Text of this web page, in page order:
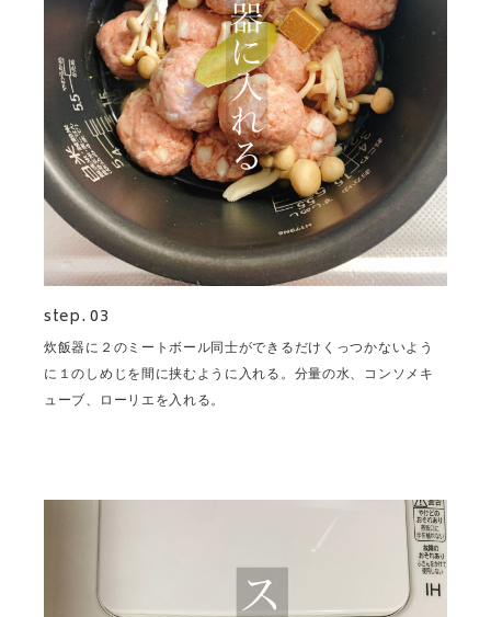
step. 03
炊飯器に２のミートボール同士ができるだけくっつかないよう
に１のしめじを間に挟むように入れる。分量の水、コンソメキ
ューブ、ローリエを入れる。